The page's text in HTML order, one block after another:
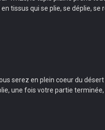
tissus qui se plie, se déplie,
serez en plein coeur du
une fois votre partie